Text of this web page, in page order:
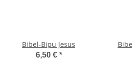
Bibel-Bipu Jesus
6,50 € *